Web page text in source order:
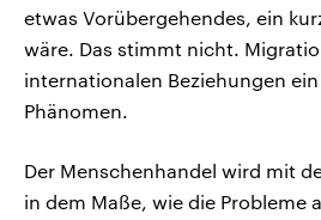
etwas Vorübergehendes, ein
wäre. Das stimmt nicht.
internationalen Beziehungen
Phänomen.
Der Menschenhandel wird mit
in dem Maße, wie die Probleme